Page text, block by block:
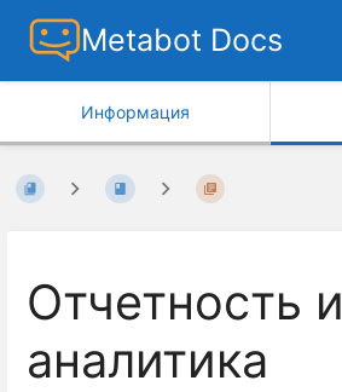
Metabot Docs
Информация
Отчетность и
аналитика